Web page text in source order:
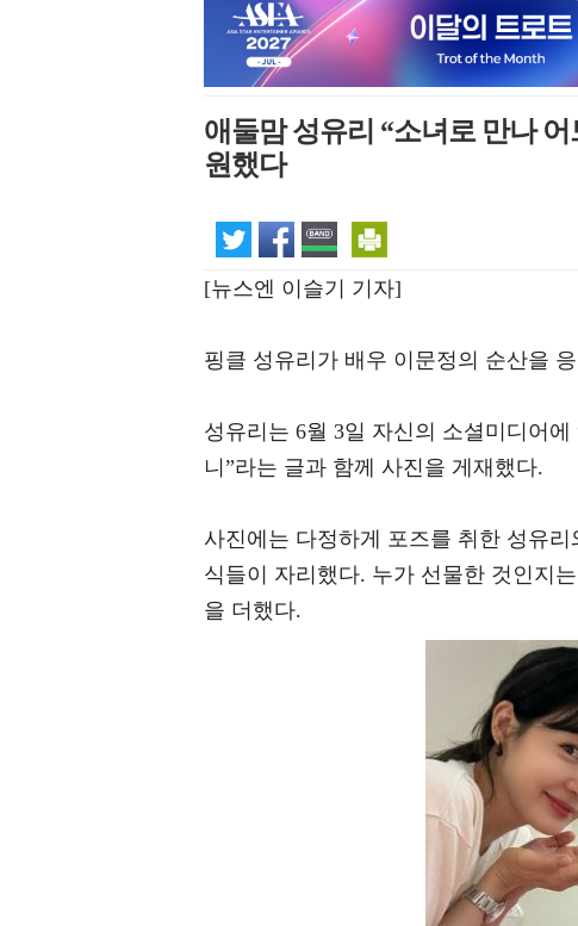
애둘맘 성유리 “소녀로 만나
원했다
[뉴스엔 이슬기 기자]
핑클 성유리가 배우 이문정의 순산을
성유리는 6월 3일 자신의 소셜미디어
니”라는 글과 함께 사진을 게재했다.
사진에는 다정하게 포즈를 취한 성유
식들이 자리했다. 누가 선물한 것인지
을 더했다.